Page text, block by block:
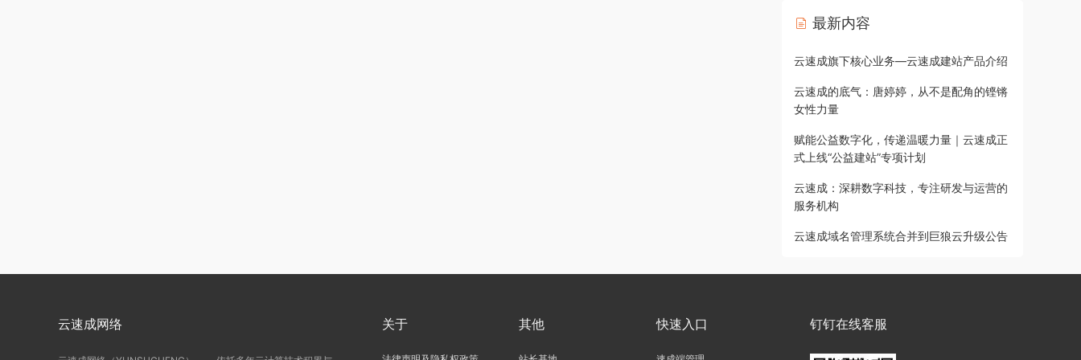
最新内容
云速成旗下核心业务—云速成建站产品介绍
云速成的底气：唐婷婷，从不是配角的铿锵
女性力量
赋能公益数字化，传递温暖力量｜云速成正
式上线“公益建站”专项计划
云速成：深耕数字科技，专注研发与运营的
服务机构
云速成域名管理系统合并到巨狼云升级公告
云速成网络 关于 其他 快速入口 钉钉在线客服